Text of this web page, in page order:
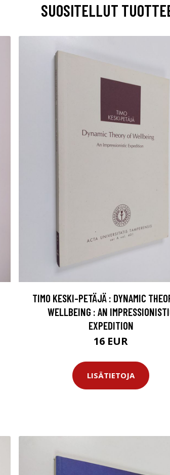
SUOSITELLUT
TIMO KESKI-PETÄJÄ : DYNAMIC
WELLBEING : AN
EXPEDITION
16 EUR
LISÄTIETOJA